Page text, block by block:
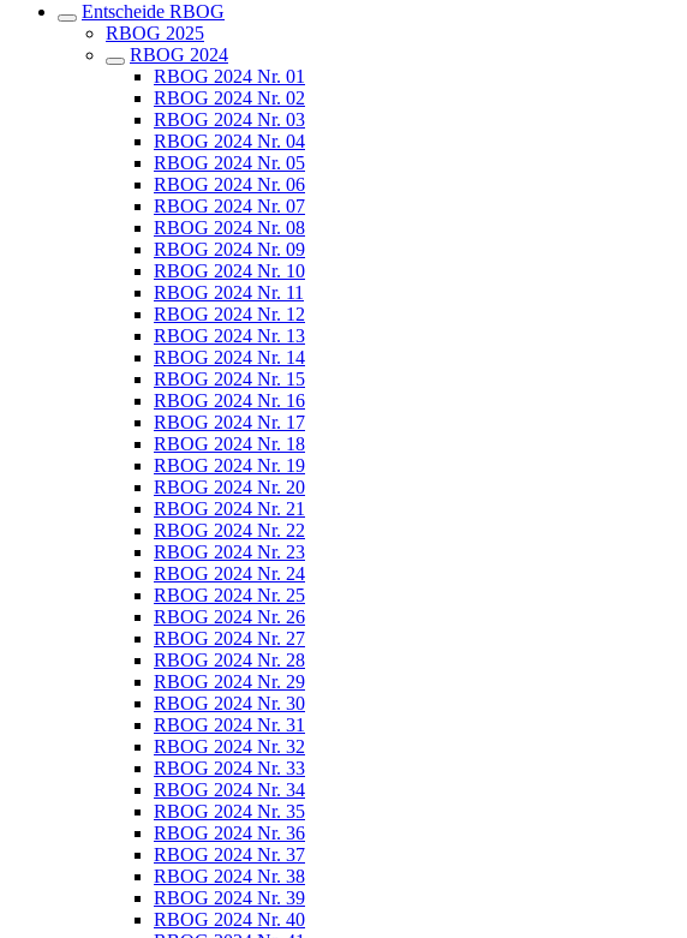
Entscheide RBOG
RBOG 2025
RBOG 2024
RBOG 2024 Nr. 01
RBOG 2024 Nr. 02
RBOG 2024 Nr. 03
RBOG 2024 Nr. 04
RBOG 2024 Nr. 05
RBOG 2024 Nr. 06
RBOG 2024 Nr. 07
RBOG 2024 Nr. 08
RBOG 2024 Nr. 09
RBOG 2024 Nr. 10
RBOG 2024 Nr. 11
RBOG 2024 Nr. 12
RBOG 2024 Nr. 13
RBOG 2024 Nr. 14
RBOG 2024 Nr. 15
RBOG 2024 Nr. 16
RBOG 2024 Nr. 17
RBOG 2024 Nr. 18
RBOG 2024 Nr. 19
RBOG 2024 Nr. 20
RBOG 2024 Nr. 21
RBOG 2024 Nr. 22
RBOG 2024 Nr. 23
RBOG 2024 Nr. 24
RBOG 2024 Nr. 25
RBOG 2024 Nr. 26
RBOG 2024 Nr. 27
RBOG 2024 Nr. 28
RBOG 2024 Nr. 29
RBOG 2024 Nr. 30
RBOG 2024 Nr. 31
RBOG 2024 Nr. 32
RBOG 2024 Nr. 33
RBOG 2024 Nr. 34
RBOG 2024 Nr. 35
RBOG 2024 Nr. 36
RBOG 2024 Nr. 37
RBOG 2024 Nr. 38
RBOG 2024 Nr. 39
RBOG 2024 Nr. 40